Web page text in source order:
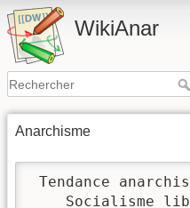
WikiAnar
Anarchisme
Tendance
Socialisme